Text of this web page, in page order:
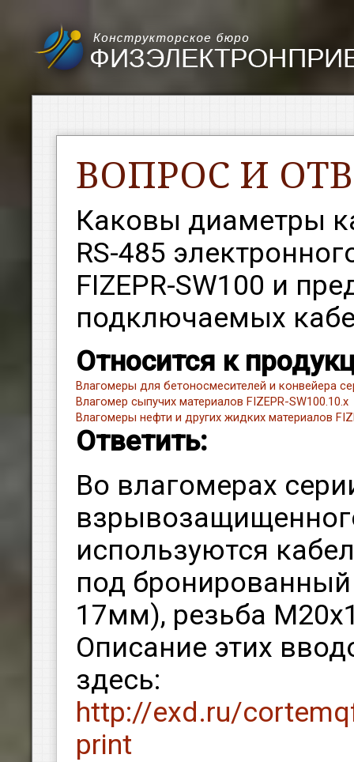
ВОПРОС И
Каковы диаметры
RS-485
FIZEPR-SW100 и
подключаемых
Относится к
Влагомеры для бетоносмесителей и конвейера
Влагомер сыпучих материалов FIZEPR-SW100.10.х
Влагомеры нефти и других жидких материалов
Ответить:
Во влагомерах
используются
под
17мм), резьба
Описание этих
здесь:
http://exd.ru/
print